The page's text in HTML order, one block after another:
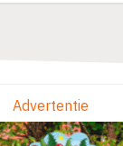
Advertentie